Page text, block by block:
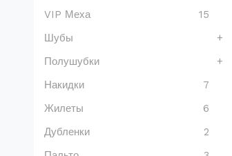
VIP Меха
15
Шубы
+
Полушубки
+
Накидки
7
Жилеты
6
Дубленки
2